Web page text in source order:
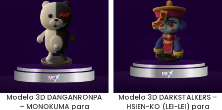
Modelo 3D DANGANRONPA
– MONOKUMA para
Modelo 3D DARKSTALKERS –
HSIEN-KO (LEI-LEI) para